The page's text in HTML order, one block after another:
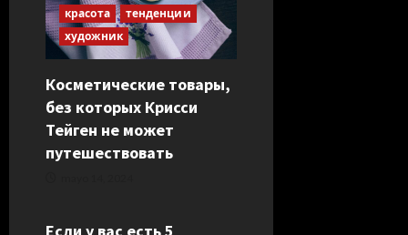
d
e
e
n
красота
тенденции
художник
Косметические товары,
без которых Крисси
Тейген не может
путешествовать